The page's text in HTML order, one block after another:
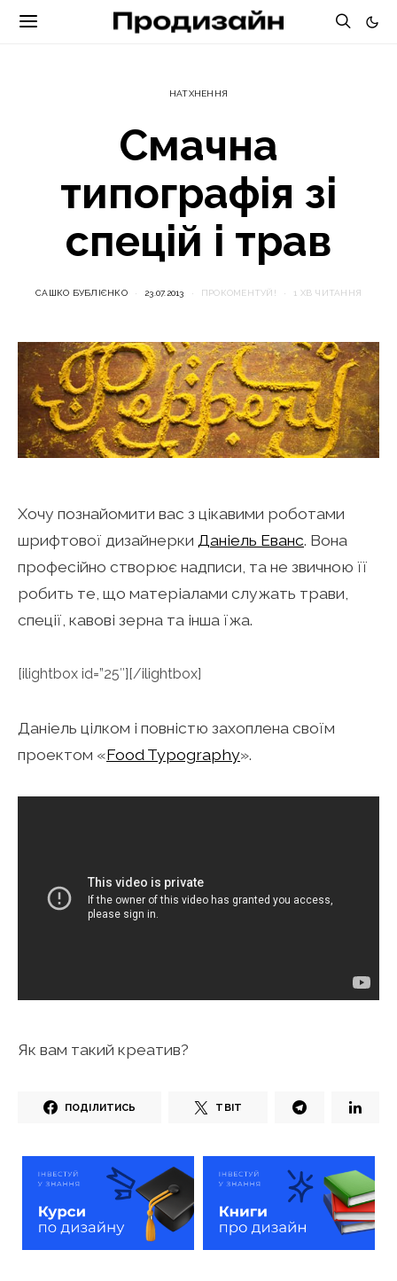
НАТХНЕННЯ
Смачна
типографія зі
спецій і трав
САШКО БУБЛІЄНКО 23.07.2013 ПРОКОМЕНТУЙ! 1 ХВ ЧИТАННЯ
Хочу познайомити вас з цікавими роботами
шрифтової дизайнерки Даніель Еванс. Вона
професійно створює надписи, та не звичною її
робить те, що матеріалами служать трави,
спеції, кавові зерна та інша їжа.
[ilightbox id=”25″][/ilightbox]
Даніель цілком і повністю захоплена своїм
проектом «Food Typography».
Як вам такий креатив?
ПОДІЛИТИСЬ ТВІТ